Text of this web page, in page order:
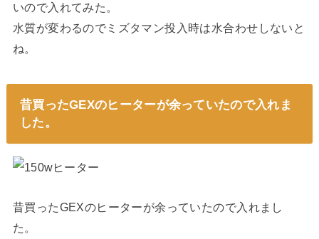
いので入れてみた。
水質が変わるのでミズタマン投入時は水合わせしないと
ね。
昔買ったGEXのヒーターが余っていたので入れま
した。
昔買ったGEXのヒーターが余っていたので入れまし
た。